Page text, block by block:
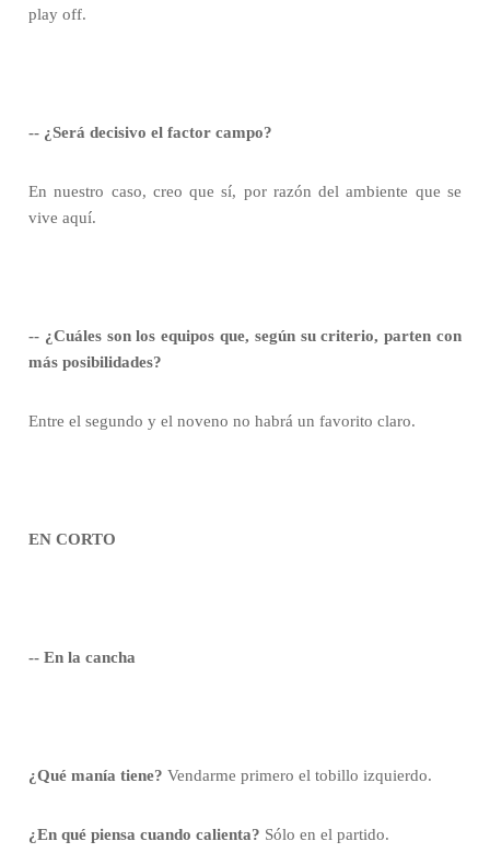
play off.
-- ¿Será decisivo el factor campo?
En nuestro caso, creo que sí, por razón del ambiente que se
vive aquí.
-- ¿Cuáles son los equipos que, según su criterio, parten con
más posibilidades?
Entre el segundo y el noveno no habrá un favorito claro.
EN CORTO
-- En la cancha
¿Qué manía tiene? Vendarme primero el tobillo izquierdo.
¿En qué piensa cuando calienta? Sólo en el partido.